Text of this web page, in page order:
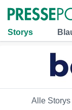
Storys
Alle Storys